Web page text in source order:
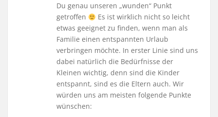
Du genau unseren „wunden“ Punkt
getroffen
Es ist wirklich nicht so leicht
etwas geeignet zu finden, wenn man als
Familie einen entspannten Urlaub
verbringen möchte. In erster Linie sind uns
dabei natürlich die Bedürfnisse der
Kleinen wichtig, denn sind die Kinder
entspannt, sind es die Eltern auch. Wir
würden uns am meisten folgende Punkte
wünschen: